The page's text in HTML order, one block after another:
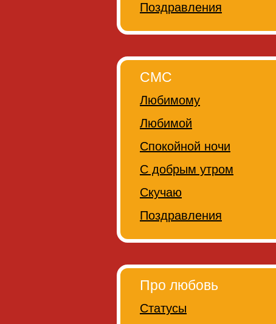
Поздравления
СМС
Любимому
Любимой
Спокойной ночи
С добрым утром
Скучаю
Поздравления
Про любовь
Статусы